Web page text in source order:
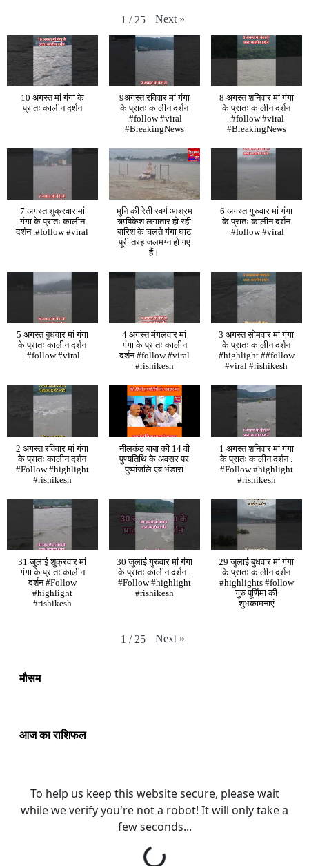
1 / 25 Next »
10 अगस्त मां गंगा के
प्रातः कालीन दर्शन
9अगस्त रविवार मां गंगा
के प्रातः कालीन दर्शन
.#follow #viral
#BreakingNews
8 अगस्त शनिवार मां गंगा
के प्रातः कालीन दर्शन
.#follow #viral
#BreakingNews
7 अगस्त शुक्रवार मां
गंगा के प्रातः कालीन
दर्शन .#follow #viral
मुनि की रेती स्वर्ग आश्रम
ऋषिकेश लगातार हो रही
बारिश के चलते गंगा घाट
पूरी तरह जलमग्न हो गए
हैं।
6 अगस्त गुरुवार मां गंगा
के प्रातः कालीन दर्शन
.#follow #viral
5 अगस्त बुधवार मां गंगा
के प्रातः कालीन दर्शन
.#follow #viral
4 अगस्त मंगलवार मां
गंगा के प्रातः कालीन
दर्शन #follow #viral
#rishikesh
3 अगस्त सोमवार मां गंगा
के प्रातः कालीन दर्शन
#highlight ##follow
#viral #rishikesh
2 अगस्त रविवार मां गंगा
के प्रातः कालीन दर्शन
#Follow #highlight
#rishikesh
नीलकंठ बाबा की 14 वी
पुण्यतिथि के अवसर पर
पुष्पांजलि एवं भंडारा
1 अगस्त शनिवार मां गंगा
के प्रातः कालीन दर्शन .
#Follow #highlight
#rishikesh
31 जुलाई शुक्रवार मां
गंगा के प्रातः कालीन
दर्शन #Follow
#highlight
#rishikesh
30 जुलाई गुरुवार मां गंगा
के प्रातः कालीन दर्शन .
#Follow #highlight
#rishikesh
29 जुलाई बुधवार मां गंगा
के प्रातः कालीन दर्शन
#highlights #follow
गुरु पूर्णिमा की
शुभकामनाएं
1 / 25 Next »
मौसम
आज का राशिफल